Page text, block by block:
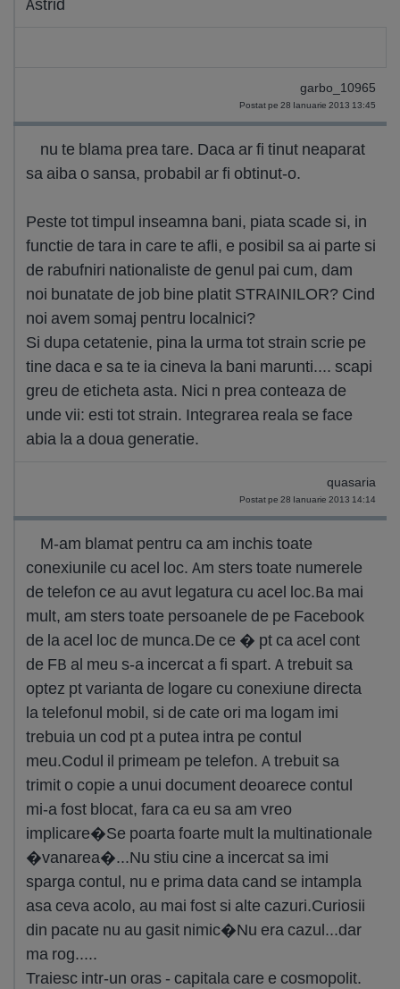
garbo_10965
Postat pe 28 Ianuarie 2013 13:45
nu te blama prea tare. Daca ar fi tinut neaparat
sa aiba o sansa, probabil ar fi obtinut-o.
Peste tot timpul inseamna bani, piata scade si, in
functie de tara in care te afli, e posibil sa ai parte si
de rabufniri nationaliste de genul pai cum, dam
noi bunatate de job bine platit STRAINILOR? Cind
noi avem somaj pentru localnici?
Si dupa cetatenie, pina la urma tot strain scrie pe
tine daca e sa te ia cineva la bani marunti.... scapi
greu de eticheta asta. Nici n prea conteaza de
unde vii: esti tot strain. Integrarea reala se face
abia la a doua generatie.
quasaria
Postat pe 28 Ianuarie 2013 14:14
M-am blamat pentru ca am inchis toate
conexiunile cu acel loc. Am sters toate numerele
de telefon ce au avut legatura cu acel loc.Ba mai
mult, am sters toate persoanele de pe Facebook
de la acel loc de munca.De ce � pt ca acel cont
de FB al meu s-a incercat a fi spart. A trebuit sa
optez pt varianta de logare cu conexiune directa
la telefonul mobil, si de cate ori ma logam imi
trebuia un cod pt a putea intra pe contul
meu.Codul il primeam pe telefon. A trebuit sa
trimit o copie a unui document deoarece contul
mi-a fost blocat, fara ca eu sa am vreo
implicare�Se poarta foarte mult la multinationale
�vanarea�...Nu stiu cine a incercat sa imi
sparga contul, nu e prima data cand se intampla
asa ceva acolo, au mai fost si alte cazuri.Curiosii
din pacate nu au gasit nimic�Nu era cazul...dar
ma rog.....
Traiesc intr-un oras - capitala care e cosmopolit.